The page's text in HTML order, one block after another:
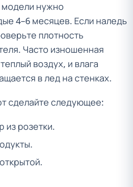
нужно
4–6 месяцев. Если наледь
плотность
Часто изношенная
воздух, и влага
в лед на стенках.
сделайте следующее:
из розетки.